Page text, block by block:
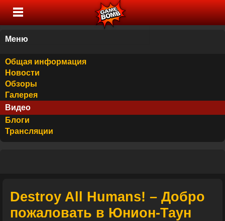
Меню
Общая информация
Новости
Обзоры
Галерея
Видео
Блоги
Трансляции
Destroy All Humans! – Добро
пожаловать в Юнион-Таун